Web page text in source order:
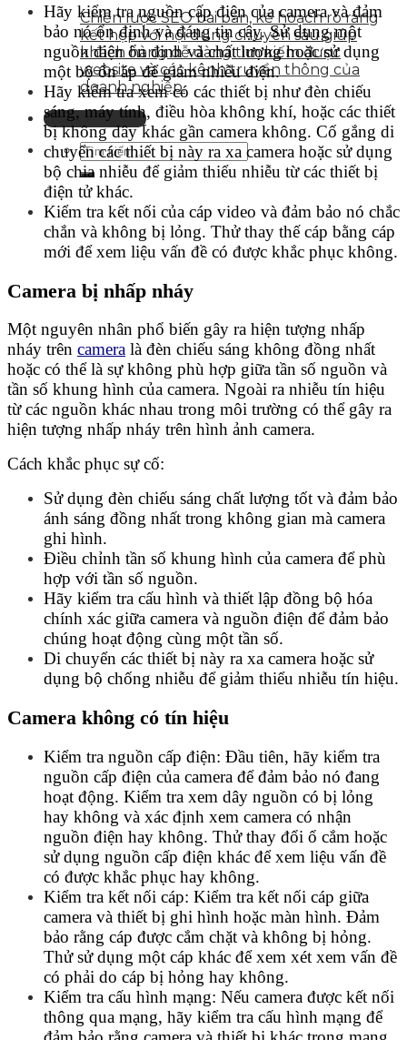
Chiến lược SEO bài bản, kế hoạch rõ ràng
kết hợp với nội dung chuyên sâu giúp
khách hàng dễ dàng tìm kiếm được
website và các kênh truyền thông của
doanh nghiệp.
Liên hệ tư vấn
Hãy kiểm tra nguồn cấp điện của camera và đảm
bảo nó ổn định và đáng tin cậy. Sử dụng một
nguồn điện ổn định và chất lượng hoặc sử dụng
một bộ ổn áp để giảm nhiễu điện.
Hãy kiểm tra xem có các thiết bị như đèn chiếu
sáng, máy tính, điều hòa không khí, hoặc các thiết
bị không dây khác gần camera không. Cố gắng di
chuyển các thiết bị này ra xa camera hoặc sử dụng
bộ chia nhiễu để giảm thiểu nhiễu từ các thiết bị
điện tử khác.
Kiểm tra kết nối của cáp video và đảm bảo nó chắc
chắn và không bị lỏng. Thử thay thế cáp bằng cáp
mới để xem liệu vấn đề có được khắc phục không.
Camera bị nhấp nháy
Một nguyên nhân phổ biến gây ra hiện tượng nhấp
nháy trên camera là đèn chiếu sáng không đồng nhất
hoặc có thể là sự không phù hợp giữa tần số nguồn và
tần số khung hình của camera. Ngoài ra nhiễu tín hiệu
từ các nguồn khác nhau trong môi trường có thể gây ra
hiện tượng nhấp nháy trên hình ảnh camera.
Cách khắc phục sự cố:
Sử dụng đèn chiếu sáng chất lượng tốt và đảm bảo
ánh sáng đồng nhất trong không gian mà camera
ghi hình.
Điều chỉnh tần số khung hình của camera để phù
hợp với tần số nguồn.
Hãy kiểm tra cấu hình và thiết lập đồng bộ hóa
chính xác giữa camera và nguồn điện để đảm bảo
chúng hoạt động cùng một tần số.
Di chuyển các thiết bị này ra xa camera hoặc sử
dụng bộ chống nhiễu để giảm thiểu nhiễu tín hiệu.
Camera không có tín hiệu
Kiểm tra nguồn cấp điện: Đầu tiên, hãy kiểm tra
nguồn cấp điện của camera để đảm bảo nó đang
hoạt động. Kiểm tra xem dây nguồn có bị lỏng
hay không và xác định xem camera có nhận
nguồn điện hay không. Thử thay đổi ổ cắm hoặc
sử dụng nguồn cấp điện khác để xem liệu vấn đề
có được khắc phục hay không.
Kiểm tra kết nối cáp: Kiểm tra kết nối cáp giữa
camera và thiết bị ghi hình hoặc màn hình. Đảm
bảo rằng cáp được cắm chặt và không bị hỏng.
Thử sử dụng một cáp khác để xem xét xem vấn đề
có phải do cáp bị hỏng hay không.
Kiểm tra cấu hình mạng: Nếu camera được kết nối
thông qua mạng, hãy kiểm tra cấu hình mạng để